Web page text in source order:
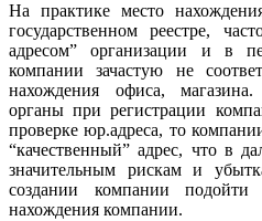
На практике место
государственном реестре,
адресом” организации и в
компании зачастую не
нахождения офиса,
органы при регистрации
проверке юр.адреса, то
“качественный” адрес, что в
значительным рискам и
создании компании
нахождения компании.